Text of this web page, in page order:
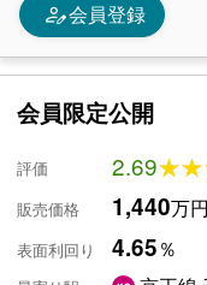
person_edit会員登録
会員限定公開
評価 2.69
販売価格 1,440万円
表面利回り 4.65％